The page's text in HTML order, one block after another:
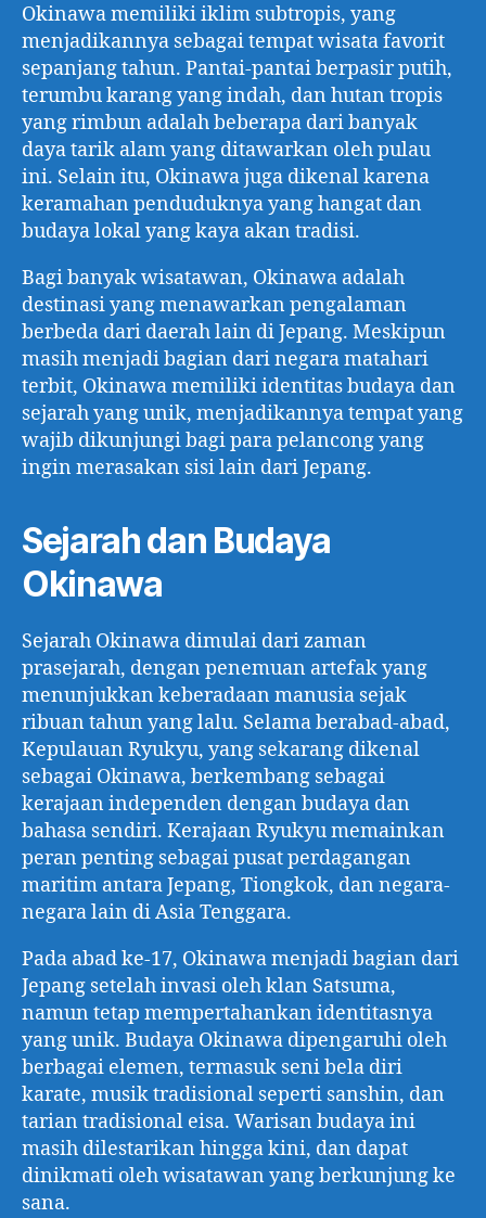
Okinawa memiliki iklim subtropis, yang
menjadikannya sebagai tempat wisata favorit
sepanjang tahun. Pantai-pantai berpasir putih,
terumbu karang yang indah, dan hutan tropis
yang rimbun adalah beberapa dari banyak
daya tarik alam yang ditawarkan oleh pulau
ini. Selain itu, Okinawa juga dikenal karena
keramahan penduduknya yang hangat dan
budaya lokal yang kaya akan tradisi.
Bagi banyak wisatawan, Okinawa adalah
destinasi yang menawarkan pengalaman
berbeda dari daerah lain di Jepang. Meskipun
masih menjadi bagian dari negara matahari
terbit, Okinawa memiliki identitas budaya dan
sejarah yang unik, menjadikannya tempat yang
wajib dikunjungi bagi para pelancong yang
ingin merasakan sisi lain dari Jepang.
Sejarah dan Budaya
Okinawa
Sejarah Okinawa dimulai dari zaman
prasejarah, dengan penemuan artefak yang
menunjukkan keberadaan manusia sejak
ribuan tahun yang lalu. Selama berabad-abad,
Kepulauan Ryukyu, yang sekarang dikenal
sebagai Okinawa, berkembang sebagai
kerajaan independen dengan budaya dan
bahasa sendiri. Kerajaan Ryukyu memainkan
peran penting sebagai pusat perdagangan
maritim antara Jepang, Tiongkok, dan negara-
negara lain di Asia Tenggara.
Pada abad ke-17, Okinawa menjadi bagian dari
Jepang setelah invasi oleh klan Satsuma,
namun tetap mempertahankan identitasnya
yang unik. Budaya Okinawa dipengaruhi oleh
berbagai elemen, termasuk seni bela diri
karate, musik tradisional seperti sanshin, dan
tarian tradisional eisa. Warisan budaya ini
masih dilestarikan hingga kini, dan dapat
dinikmati oleh wisatawan yang berkunjung ke
sana.